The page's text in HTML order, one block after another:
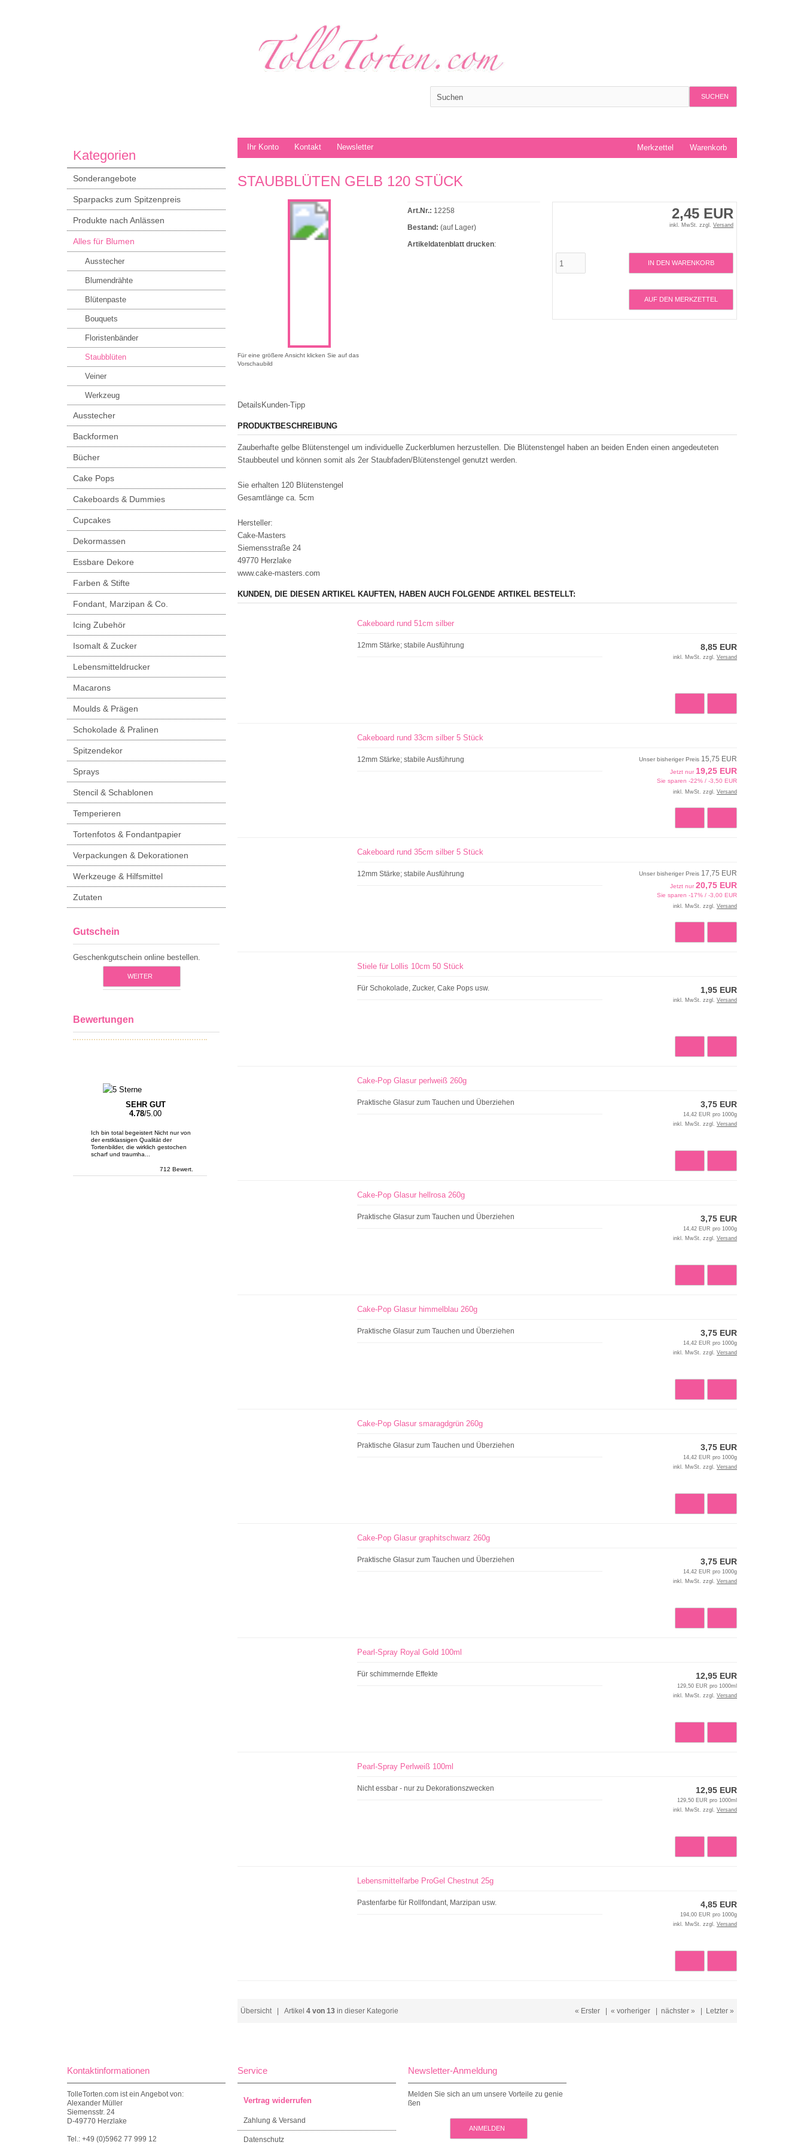
SUCHEN
Ihr Konto Kontakt Newsletter Warenkorb
Merkzettel
STAUBBLÜTEN GELB 120 STÜCK
Für eine größere Ansicht klicken Sie auf das
Vorschaubild
2,45 EUR
inkl. MwSt. zzgl. Versand
IN DEN WARENKORB
AUF DEN MERKZETTEL
Art.Nr.: 12258
Bestand: (auf Lager)
Artikeldatenblatt drucken:
Details Kunden-Tipp
PRODUKTBESCHREIBUNG
Zauberhafte gelbe Blütenstengel um individuelle Zuckerblumen herzustellen. Die Blütenstengel haben an beiden Enden einen angedeuteten
Staubbeutel und können somit als 2er Staubfaden/Blütenstengel genutzt werden.
Sie erhalten 120 Blütenstengel
Gesamtlänge ca. 5cm
Hersteller:
Cake-Masters
Siemensstraße 24
49770 Herzlake
www.cake-masters.com
KUNDEN, DIE DIESEN ARTIKEL KAUFTEN, HABEN AUCH FOLGENDE ARTIKEL BESTELLT:
Cakeboard rund 51cm silber
12mm Stärke; stabile Ausführung 8,85 EUR
inkl. MwSt. zzgl. Versand
Cakeboard rund 33cm silber 5 Stück
12mm Stärke; stabile Ausführung Unser bisheriger Preis 15,75 EUR
Jetzt nur 19,25 EUR
Sie sparen -22% / -3,50 EUR
inkl. MwSt. zzgl. Versand
Cakeboard rund 35cm silber 5 Stück
12mm Stärke; stabile Ausführung Unser bisheriger Preis 17,75 EUR
Jetzt nur 20,75 EUR
Sie sparen -17% / -3,00 EUR
inkl. MwSt. zzgl. Versand
Stiele für Lollis 10cm 50 Stück
Für Schokolade, Zucker, Cake Pops usw. 1,95 EUR
inkl. MwSt. zzgl. Versand
Cake-Pop Glasur perlweiß 260g
Praktische Glasur zum Tauchen und Überziehen 3,75 EUR
14,42 EUR pro 1000g
inkl. MwSt. zzgl. Versand
Cake-Pop Glasur hellrosa 260g
Praktische Glasur zum Tauchen und Überziehen 3,75 EUR
14,42 EUR pro 1000g
inkl. MwSt. zzgl. Versand
Cake-Pop Glasur himmelblau 260g
Praktische Glasur zum Tauchen und Überziehen 3,75 EUR
14,42 EUR pro 1000g
inkl. MwSt. zzgl. Versand
Cake-Pop Glasur smaragdgrün 260g
Praktische Glasur zum Tauchen und Überziehen 3,75 EUR
14,42 EUR pro 1000g
inkl. MwSt. zzgl. Versand
Cake-Pop Glasur graphitschwarz 260g
Praktische Glasur zum Tauchen und Überziehen 3,75 EUR
14,42 EUR pro 1000g
inkl. MwSt. zzgl. Versand
Pearl-Spray Royal Gold 100ml
Für schimmernde Effekte 12,95 EUR
129,50 EUR pro 1000ml
inkl. MwSt. zzgl. Versand
Pearl-Spray Perlweiß 100ml
Nicht essbar - nur zu Dekorationszwecken 12,95 EUR
129,50 EUR pro 1000ml
inkl. MwSt. zzgl. Versand
Lebensmittelfarbe ProGel Chestnut 25g
Pastenfarbe für Rollfondant, Marzipan usw. 4,85 EUR
194,00 EUR pro 1000g
inkl. MwSt. zzgl. Versand
Übersicht| Artikel 4 von 13 in dieser Kategorie « Erster « vorheriger nächster » Letzter »
Kategorien
Sonderangebote
Sparpacks zum Spitzenpreis
Produkte nach Anlässen
Alles für Blumen
Ausstecher
Blumendrähte
Blütenpaste
Bouquets
Floristenbänder
Staubblüten
Veiner
Werkzeug
Ausstecher
Backformen
Bücher
Cake Pops
Cakeboards & Dummies
Cupcakes
Dekormassen
Essbare Dekore
Farben & Stifte
Fondant, Marzipan & Co.
Icing Zubehör
Isomalt & Zucker
Lebensmitteldrucker
Macarons
Moulds & Prägen
Schokolade & Pralinen
Spitzendekor
Sprays
Stencil & Schablonen
Temperieren
Tortenfotos & Fondantpapier
Verpackungen & Dekorationen
Werkzeuge & Hilfsmittel
Zutaten
Gutschein
Geschenkgutschein online bestellen.
WEITER
Bewertungen
SEHR GUT
4.78/5.00
Ich bin total begeistert Nicht nur von
der erstklassigen Qualität der
Tortenbilder, die wirklich gestochen
scharf und traumha...
712 Bewert.
Kontaktinformationen
TolleTorten.com ist ein Angebot von:
Alexander Müller
Siemensstr. 24
D-49770 Herzlake
Tel.: +49 (0)5962 77 999 12
Service
Vertrag widerrufen
Zahlung & Versand
Datenschutz
Newsletter-Anmeldung
Melden Sie sich an um unsere Vorteile zu genie
ßen
ANMELDEN